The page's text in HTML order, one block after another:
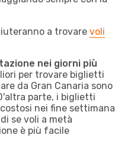
a trovare voli
nei giorni più
per trovare biglietti
da Gran Canaria sono
parte, i biglietti
nei fine settimana
se voli a metà
è più facile